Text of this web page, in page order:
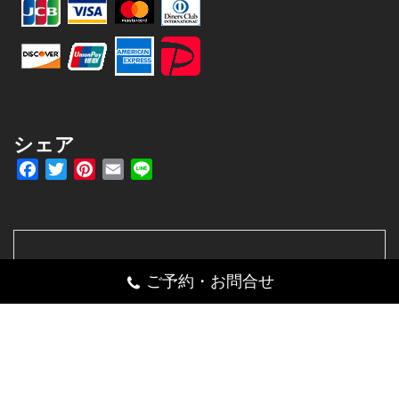
シェア
FacebookTwitterPinterest
Email
ご予約・お問合せ